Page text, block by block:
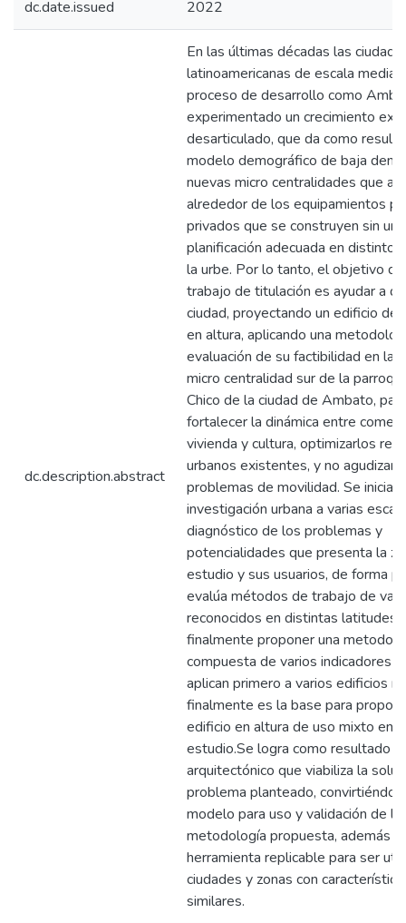
dc.date.issued 2022
dc.description.abstract
En las últimas décadas las
latinoamericanas de escala media
proceso de desarrollo como
experimentado un crecimiento
desarticulado, que da como
modelo demográfico de baja
nuevas micro centralidades que
alrededor de los equipamientos
privados que se construyen sin una
planificación adecuada en
la urbe. Por lo tanto, el objetivo
trabajo de titulación es ayudar a
ciudad, proyectando un edificio de
en altura, aplicando una
evaluación de su factibilidad en la
micro centralidad sur de la
Chico de la ciudad de Ambato, para
fortalecer la dinámica entre
vivienda y cultura, optimizarlos
urbanos existentes, y no agudizar
problemas de movilidad. Se inicia
investigación urbana a varias
diagnóstico de los problemas y
potencialidades que presenta la
estudio y sus usuarios, de forma
evalúa métodos de trabajo de
reconocidos en distintas latitudes
finalmente proponer una
compuesta de varios indicadores
aplican primero a varios edificios
finalmente es la base para
edificio en altura de uso mixto en
estudio.Se logra como resultado
arquitectónico que viabiliza la
problema planteado,
modelo para uso y validación de la
metodología propuesta, además
herramienta replicable para ser
ciudades y zonas con
similares.